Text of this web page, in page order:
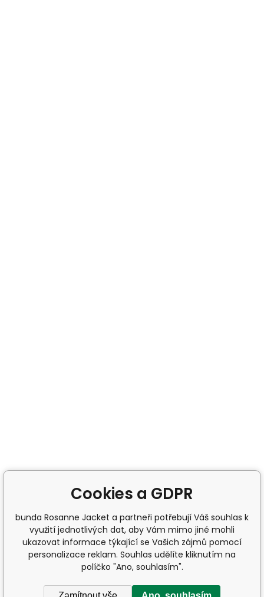
Cookies a GDPR
bunda Rosanne Jacket a partneři potřebují Váš souhlas k
využití jednotlivých dat, aby Vám mimo jiné mohli
ukazovat informace týkající se Vašich zájmů pomocí
personalizace reklam. Souhlas udělíte kliknutím na
políčko "Ano, souhlasím".